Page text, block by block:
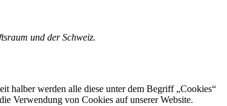
und der Schweiz.
halber werden alle diese unter dem Begriff „Cookies“
Verwendung von Cookies auf unserer Website.